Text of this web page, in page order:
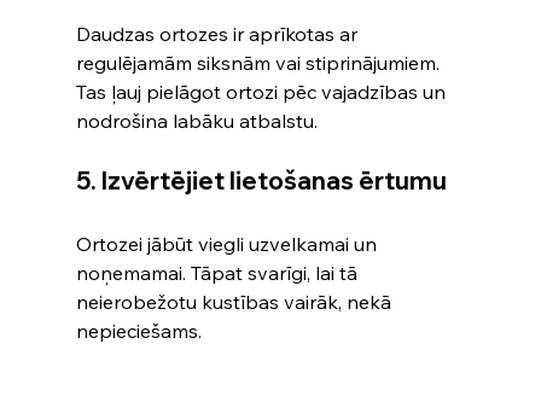
Daudzas ortozes ir aprīkotas ar
regulējamām siksnām vai stiprinājumiem.
Tas ļauj pielāgot ortozi pēc vajadzības un
nodrošina labāku atbalstu.
5. Izvērtējiet lietošanas ērtumu
Ortozei jābūt viegli uzvelkamai un
noņemamai. Tāpat svarīgi, lai tā
neierobežotu kustības vairāk, nekā
nepieciešams.